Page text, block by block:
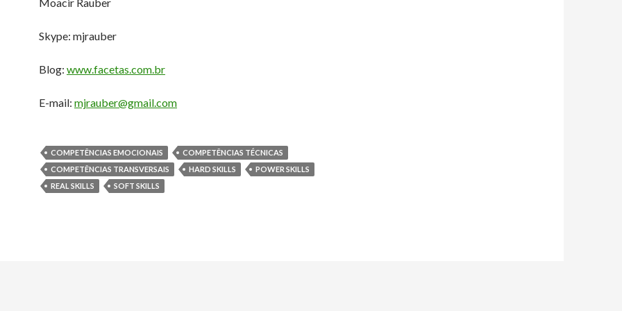
Moacir Rauber
Skype: mjrauber
Blog: www.facetas.com.br
E-mail: mjrauber@gmail.com
COMPETÊNCIAS EMOCIONAIS
COMPETÊNCIAS TÉCNICAS
COMPETÊNCIAS TRANSVERSAIS
HARD SKILLS
POWER SKILLS
REAL SKILLS
SOFT SKILLS